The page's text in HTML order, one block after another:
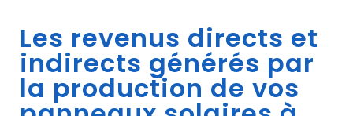
Les revenus directs et
indirects générés par
la production de vos